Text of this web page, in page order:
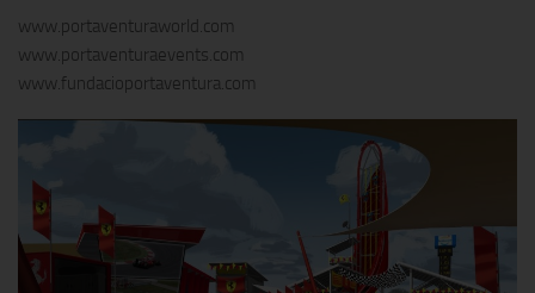
www.portaventuraworld.com
www.portaventuraevents.com
www.fundacioportaventura.com